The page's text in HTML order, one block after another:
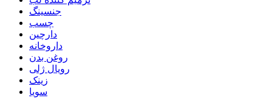
جنسینگ
چسب
دارچین
داروخانه
روغن بدن
رویال ژلی
زینک
سویا